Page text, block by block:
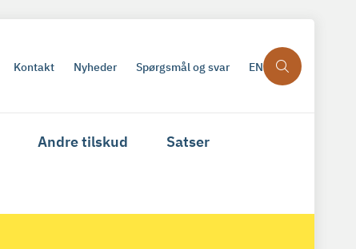
Kontakt Nyheder Spørgsmål og svar EN
Andre tilskud Satser